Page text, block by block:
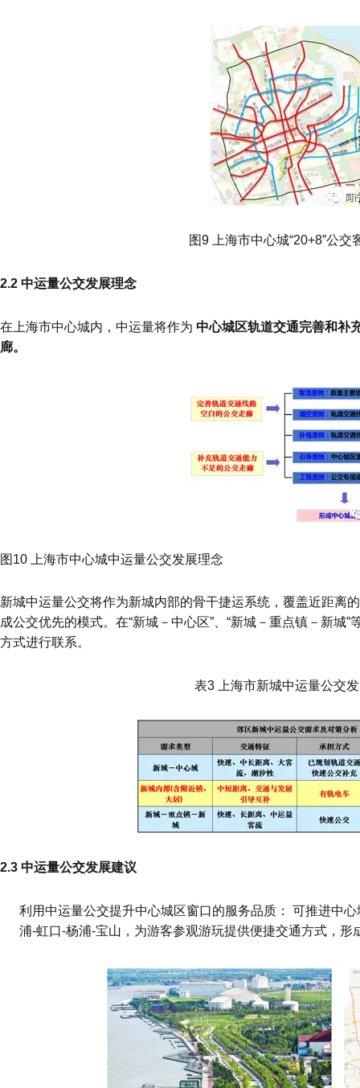
图9 上海市中心城“20+8”公交
2.2 中运量公交发展理念
在上海市中心城内，中运量将作为 中心城区轨道交通完善和补
廊。
图10 上海市中心城中运量公交发展理念
新城中运量公交将作为新城内部的骨干捷运系统，覆盖近距离
成公交优先的模式。在“新城－中心区”、“新城－重点镇－新城
方式进行联系。
表3 上海市新城中运量公交
2.3 中运量公交发展建议
利用中运量公交提升中心城区窗口的服务品质： 可推进中
浦-虹口-杨浦-宝山，为游客参观游玩提供便捷交通方式，形